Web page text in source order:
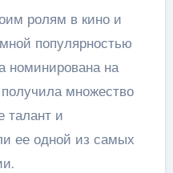
ролям в кино и
популярностью
номинирована на
множество
талант и
ее одной из самых